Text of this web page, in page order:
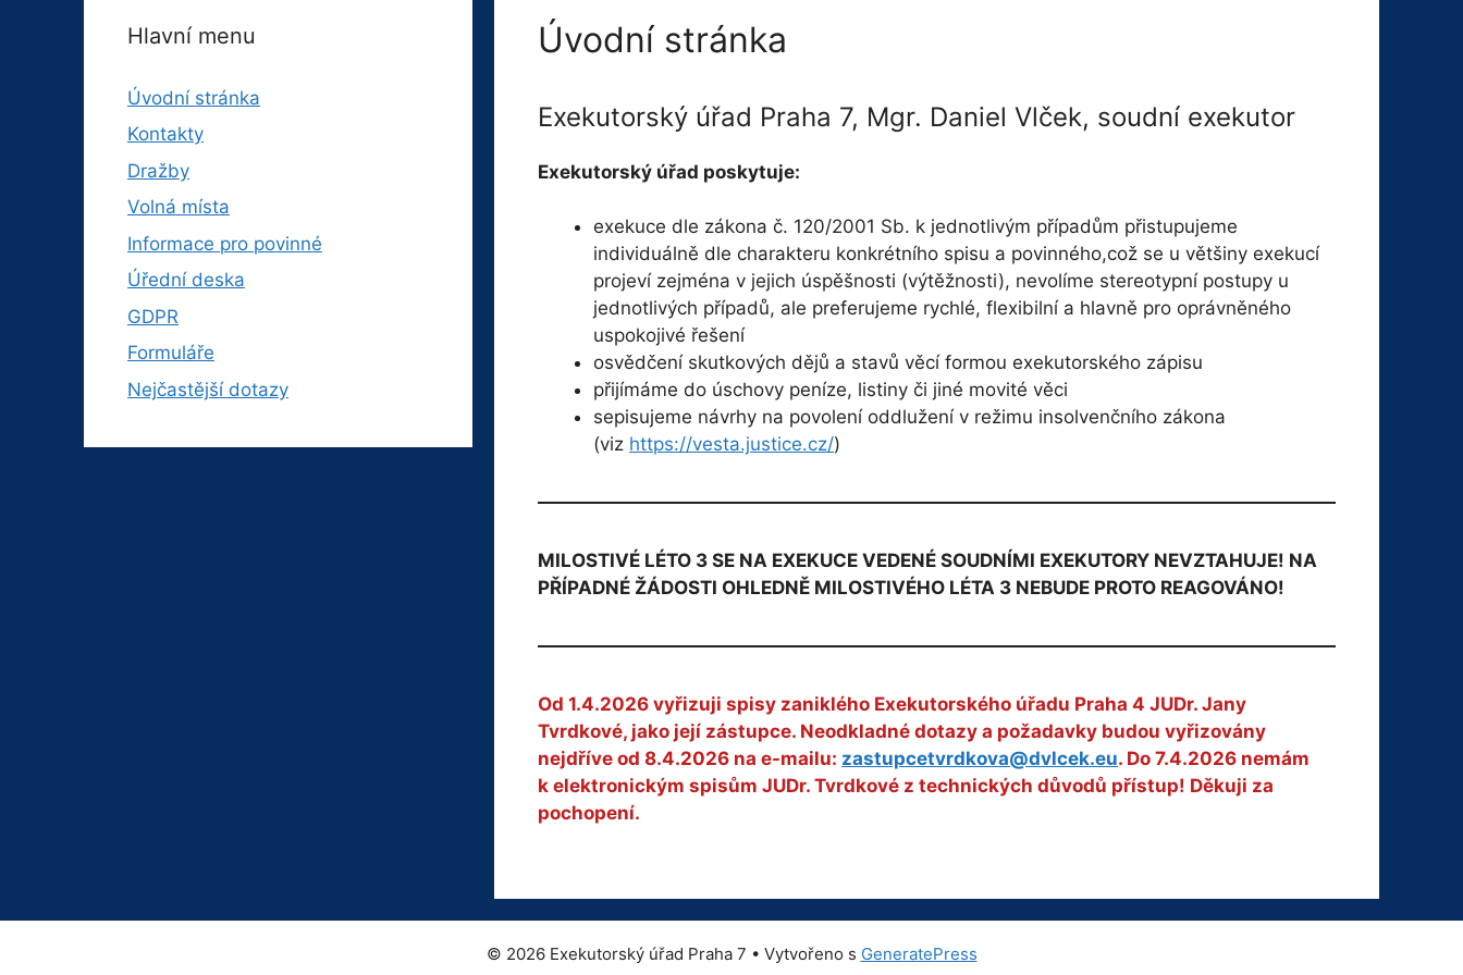
Úvodní stránka
Exekutorský úřad Praha 7, Mgr. Daniel Vlček, soudní exekutor
Exekutorský úřad poskytuje:
exekuce dle zákona č. 120/2001 Sb. k jednotlivým případům přistupujeme
individuálně dle charakteru konkrétního spisu a povinného,což se u většiny exekucí
projeví zejména v jejich úspěšnosti (výtěžnosti), nevolíme stereotypní postupy u
jednotlivých případů, ale preferujeme rychlé, flexibilní a hlavně pro oprávněného
uspokojivé řešení
osvědčení skutkových dějů a stavů věcí formou exekutorského zápisu
přijímáme do úschovy peníze, listiny či jiné movité věci
sepisujeme návrhy na povolení oddlužení v režimu insolvenčního zákona
(viz https://vesta.justice.cz/)
MILOSTIVÉ LÉTO 3 SE NA EXEKUCE VEDENÉ SOUDNÍMI EXEKUTORY NEVZTAHUJE! NA
PŘÍPADNÉ ŽÁDOSTI OHLEDNĚ MILOSTIVÉHO LÉTA 3 NEBUDE PROTO REAGOVÁNO!
Od 1.4.2026 vyřizuji spisy zaniklého Exekutorského úřadu Praha 4 JUDr. Jany
Tvrdkové, jako její zástupce. Neodkladné dotazy a požadavky budou vyřizovány
nejdříve od 8.4.2026 na e-mailu: zastupcetvrdkova@dvlcek.eu. Do 7.4.2026 nemám
k elektronickým spisům JUDr. Tvrdkové z technických důvodů přístup! Děkuji za
pochopení.
Hlavní menu
Úvodní stránka
Kontakty
Dražby
Volná místa
Informace pro povinné
Úřední deska
GDPR
Formuláře
Nejčastější dotazy
© 2026 Exekutorský úřad Praha 7 • Vytvořeno s GeneratePress